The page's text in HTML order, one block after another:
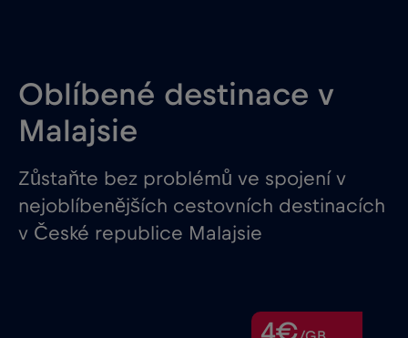
Oblíbené destinace v
Malajsie
Zůstaňte bez problémů ve spojení v
nejoblíbenějších cestovních destinacích
v České republice Malajsie